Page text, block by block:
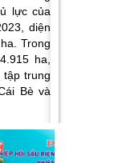
lực của
diện
Trong
ha,
trung
Bè và